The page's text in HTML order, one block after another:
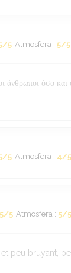
/5 Atmosfera : 5/5
όσο και
/5 Atmosfera : 4/5
5/5 Atmosfera : 5/5
peu bruyant,